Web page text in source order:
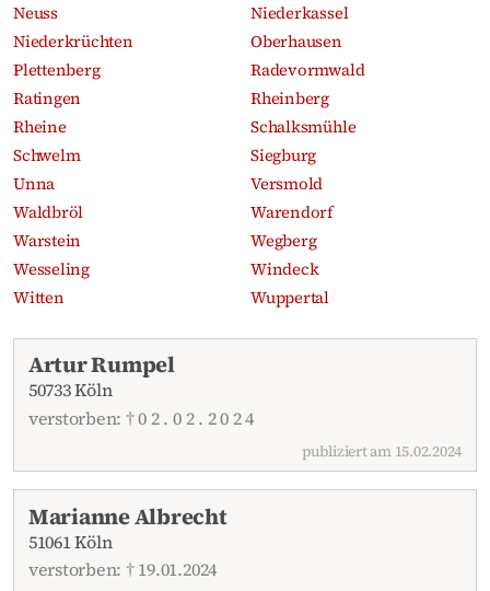
Neuss
Niederkassel
Niederkrüchten
Oberhausen
Plettenberg
Radevormwald
Ratingen
Rheinberg
Rheine
Schalksmühle
Schwelm
Siegburg
Unna
Versmold
Waldbröl
Warendorf
Warstein
Wegberg
Wesseling
Windeck
Witten
Wuppertal
Aktuelle Traueranzeigen
Artur Rumpel
50733 Köln
verstorben: † 0 2 . 0 2 . 2 0 2 4
publiziert am 15.02.2024
Marianne Albrecht
51061 Köln
verstorben: † 19.01.2024